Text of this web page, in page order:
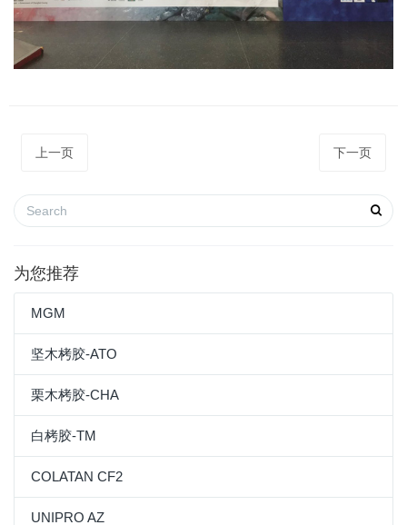
上一页 下一页
为您推荐
MGM
坚木栲胶-ATO
栗木栲胶-CHA
白栲胶-TM
COLATAN CF2
UNIPRO AZ